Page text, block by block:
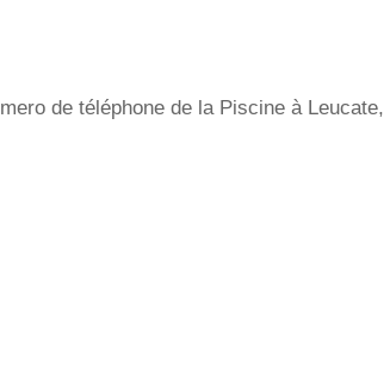
de téléphone de la Piscine à